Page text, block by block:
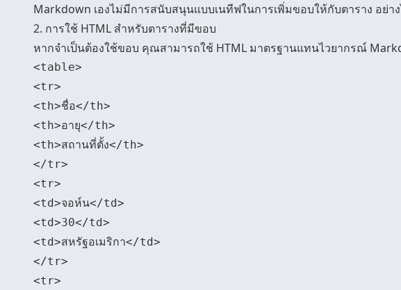
Markdown เองไม่มีการสนับสนุนแบบเนทีฟในการเพิ่มขอบให้กับตาราง อย่
2. การใช้ HTML สำหรับตารางที่มีขอบ
หากจำเป็นต้องใช้ขอบ คุณสามารถใช้ HTML มาตรฐานแทนไวยากรณ์
<table>
<tr>
<th>ชื่อ</th>
<th>อายุ</th>
<th>สถานที่ตั้ง</th>
</tr>
<tr>
<td>จอห์น</td>
<td>30</td>
<td>สหรัฐอเมริกา</td>
</tr>
<tr>